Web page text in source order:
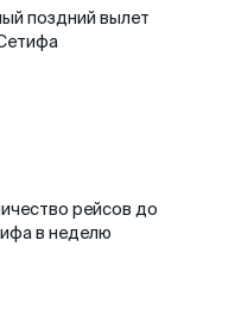
поздний вылет
рейсов до
в неделю